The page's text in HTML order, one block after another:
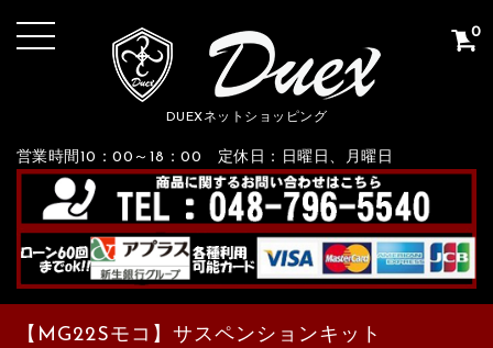
DUEXネットショッピング
営業時間10：00～18：00 定休日：日曜日、月曜日
0
【MG22Sモコ】サスペンションキット